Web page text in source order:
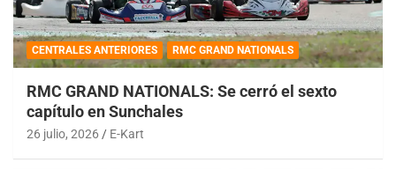
CENTRALES ANTERIORES RMC GRAND NATIONALS
RMC GRAND NATIONALS: Se cerró el sexto
capítulo en Sunchales
26 julio, 2026 E-Kart